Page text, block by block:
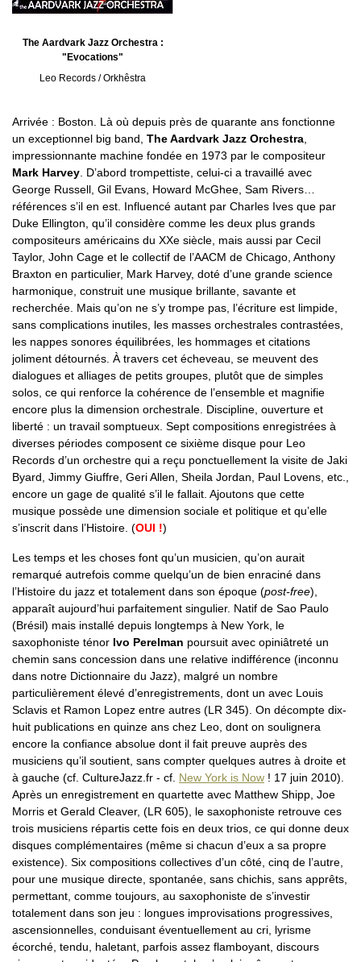
The Aardvark Jazz Orchestra :
"Evocations"
Leo Records / Orkhêstra
Arrivée : Boston. Là où depuis près de quarante ans fonctionne
un exceptionnel big band, The Aardvark Jazz Orchestra,
impressionnante machine fondée en 1973 par le compositeur
Mark Harvey. D’abord trompettiste, celui-ci a travaillé avec
George Russell, Gil Evans, Howard McGhee, Sam Rivers…
références s’il en est. Influencé autant par Charles Ives que par
Duke Ellington, qu’il considère comme les deux plus grands
compositeurs américains du XXe siècle, mais aussi par Cecil
Taylor, John Cage et le collectif de l’AACM de Chicago, Anthony
Braxton en particulier, Mark Harvey, doté d’une grande science
harmonique, construit une musique brillante, savante et
recherchée. Mais qu’on ne s’y trompe pas, l’écriture est limpide,
sans complications inutiles, les masses orchestrales contrastées,
les nappes sonores équilibrées, les hommages et citations
joliment détournés. À travers cet écheveau, se meuvent des
dialogues et alliages de petits groupes, plutôt que de simples
solos, ce qui renforce la cohérence de l’ensemble et magnifie
encore plus la dimension orchestrale. Discipline, ouverture et
liberté : un travail somptueux. Sept compositions enregistrées à
diverses périodes composent ce sixième disque pour Leo
Records d’un orchestre qui a reçu ponctuellement la visite de Jaki
Byard, Jimmy Giuffre, Geri Allen, Sheila Jordan, Paul Lovens, etc.,
encore un gage de qualité s’il le fallait. Ajoutons que cette
musique possède une dimension sociale et politique et qu’elle
s’inscrit dans l’Histoire. (OUI !)
Les temps et les choses font qu’un musicien, qu’on aurait
remarqué autrefois comme quelqu’un de bien enraciné dans
l’Histoire du jazz et totalement dans son époque (post-free),
apparaît aujourd’hui parfaitement singulier. Natif de Sao Paulo
(Brésil) mais installé depuis longtemps à New York, le
saxophoniste ténor Ivo Perelman poursuit avec opiniâtreté un
chemin sans concession dans une relative indifférence (inconnu
dans notre Dictionnaire du Jazz), malgré un nombre
particulièrement élevé d’enregistrements, dont un avec Louis
Sclavis et Ramon Lopez entre autres (LR 345). On décompte dix-
huit publications en quinze ans chez Leo, dont on soulignera
encore la confiance absolue dont il fait preuve auprès des
musiciens qu’il soutient, sans compter quelques autres à droite et
à gauche (cf. CultureJazz.fr - cf. New York is Now ! 17 juin 2010).
Après un enregistrement en quartette avec Matthew Shipp, Joe
Morris et Gerald Cleaver, (LR 605), le saxophoniste retrouve ces
trois musiciens répartis cette fois en deux trios, ce qui donne deux
disques complémentaires (même si chacun d’eux a sa propre
existence). Six compositions collectives d’un côté, cinq de l’autre,
pour une musique directe, spontanée, sans chichis, sans apprêts,
permettant, comme toujours, au saxophoniste de s’investir
totalement dans son jeu : longues improvisations progressives,
ascensionnelles, conduisant éventuellement au cri, lyrisme
écorché, tendu, haletant, parfois assez flamboyant, discours